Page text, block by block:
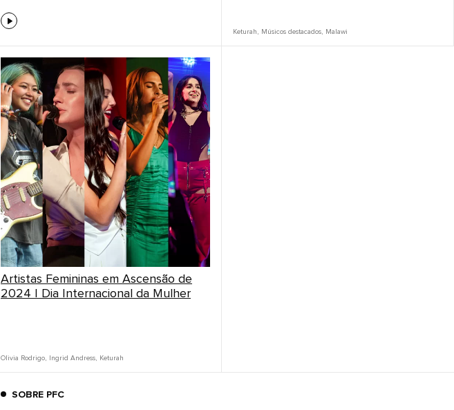
Keturah , Músicos destacados, Malawi
Artistas Femininas em Ascensão de
2024 | Dia Internacional da Mulher
Olivia Rodrigo, Ingrid Andress, Keturah
SOBRE PFC